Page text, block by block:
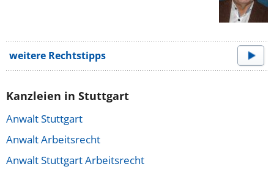
weitere Rechtstipps
Kanzleien in Stuttgart
Anwalt Stuttgart
Anwalt Arbeitsrecht
Anwalt Stuttgart Arbeitsrecht